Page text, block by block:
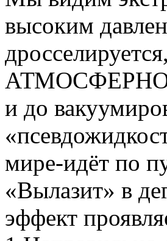
высоким
и до
мире-идёт по
«Вылазит» в
эффект